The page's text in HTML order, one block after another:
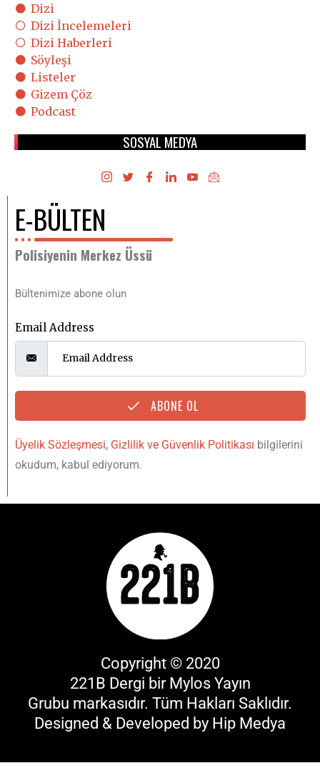
Dizi
Dizi İncelemeleri
Dizi Haberleri
Söyleşi
Listeler
Gizem Çöz
Podcast
SOSYAL MEDYA
E-BÜLTEN
Polisiyenin Merkez Üssü
Bültenimize abone olun
Email Address
ABONE OL
Üyelik Sözleşmesi, Gizlilik ve Güvenlik Politikası bilgilerini
okudum, kabul ediyorum.
Copyright © 2020
221B Dergi bir Mylos Yayın
Grubu markasıdır. Tüm Hakları Saklıdır.
Designed & Developed by Hip Medya